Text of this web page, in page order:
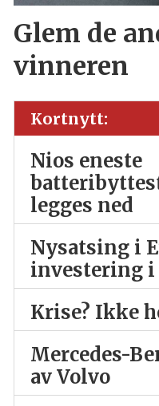
Glem de
vinneren
Kortnytt:
Nios eneste
legges ned
Nysatsing i
investering i
Krise? Ikke
Mercedes-
av Volvo